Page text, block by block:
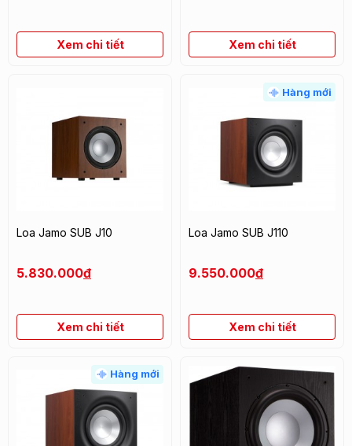
Xem chi tiết Xem chi tiết
Loa Jamo SUB J10
5.830.000đ
Xem chi tiết
Hàng mới
Loa Jamo SUB J110
9.550.000đ
Xem chi tiết
Hàng mới